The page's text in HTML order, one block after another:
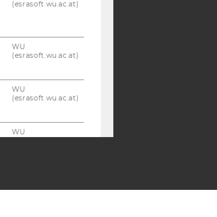
(esrasoft.wu.ac.at)
WU
(esrasoft.wu.ac.at)
WU
(esrasoft.wu.ac.at)
WU
Webstatistik